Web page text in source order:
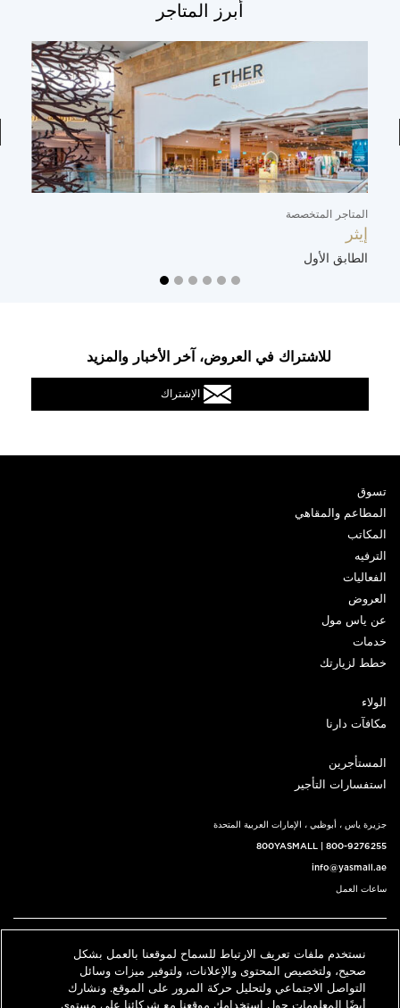
أبرز المتاجر
المتاجر المتخصصة
إيثر
الطابق الأول
للاشتراك في العروض، آخر الأخبار والمزيد
الإشتراك
تسوق
المطاعم والمقاهي
المكاتب
الترفيه
الفعاليات
العروض
عن ياس مول
خدمات
خطط لزيارتك
الولاء
مكافآت دارنا
المستأجرين
استفسارات التأجير
جزيرة ياس ، أبوظبي ، الإمارات العربية المتحدة
800YASMALL 800-9276255
info@yasmall.ae
ساعات العمل
English حدد موقعنا اتصل بنا
نستخدم ملفات تعريف الارتباط للسماح لموقعنا بالعمل بشكل
صحيح، ولتخصيص المحتوى والإعلانات، ولتوفير ميزات وسائل
التواصل الاجتماعي ولتحليل حركة المرور على الموقع. ونشارك